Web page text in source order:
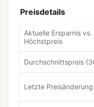
Preisdetails
Aktuelle Ersparnis vs.
Höchstpreis
Durchschnittspreis
Letzte Preisänderung